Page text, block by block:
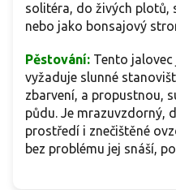
solitéra, do živých plotů,
nebo jako bonsajový
Pěstování: Tento jalovec
vyžaduje slunné
zbarvení, a propustnou,
půdu. Je mrazuvzdorný,
prostředí i znečištěné
bez problému jej snáší,